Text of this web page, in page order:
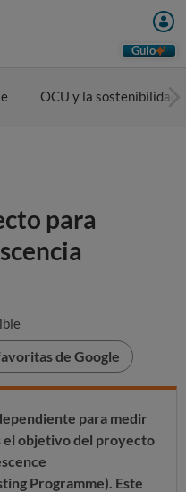
Guio
OCU y la sostenibilidad
para
de Google
para medir
el objetivo del proyecto
Programme). Este